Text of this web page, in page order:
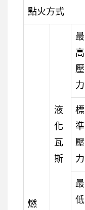
點火方式
燃
液
化
瓦
斯
最
高
壓
力
標
準
壓
力
最
低